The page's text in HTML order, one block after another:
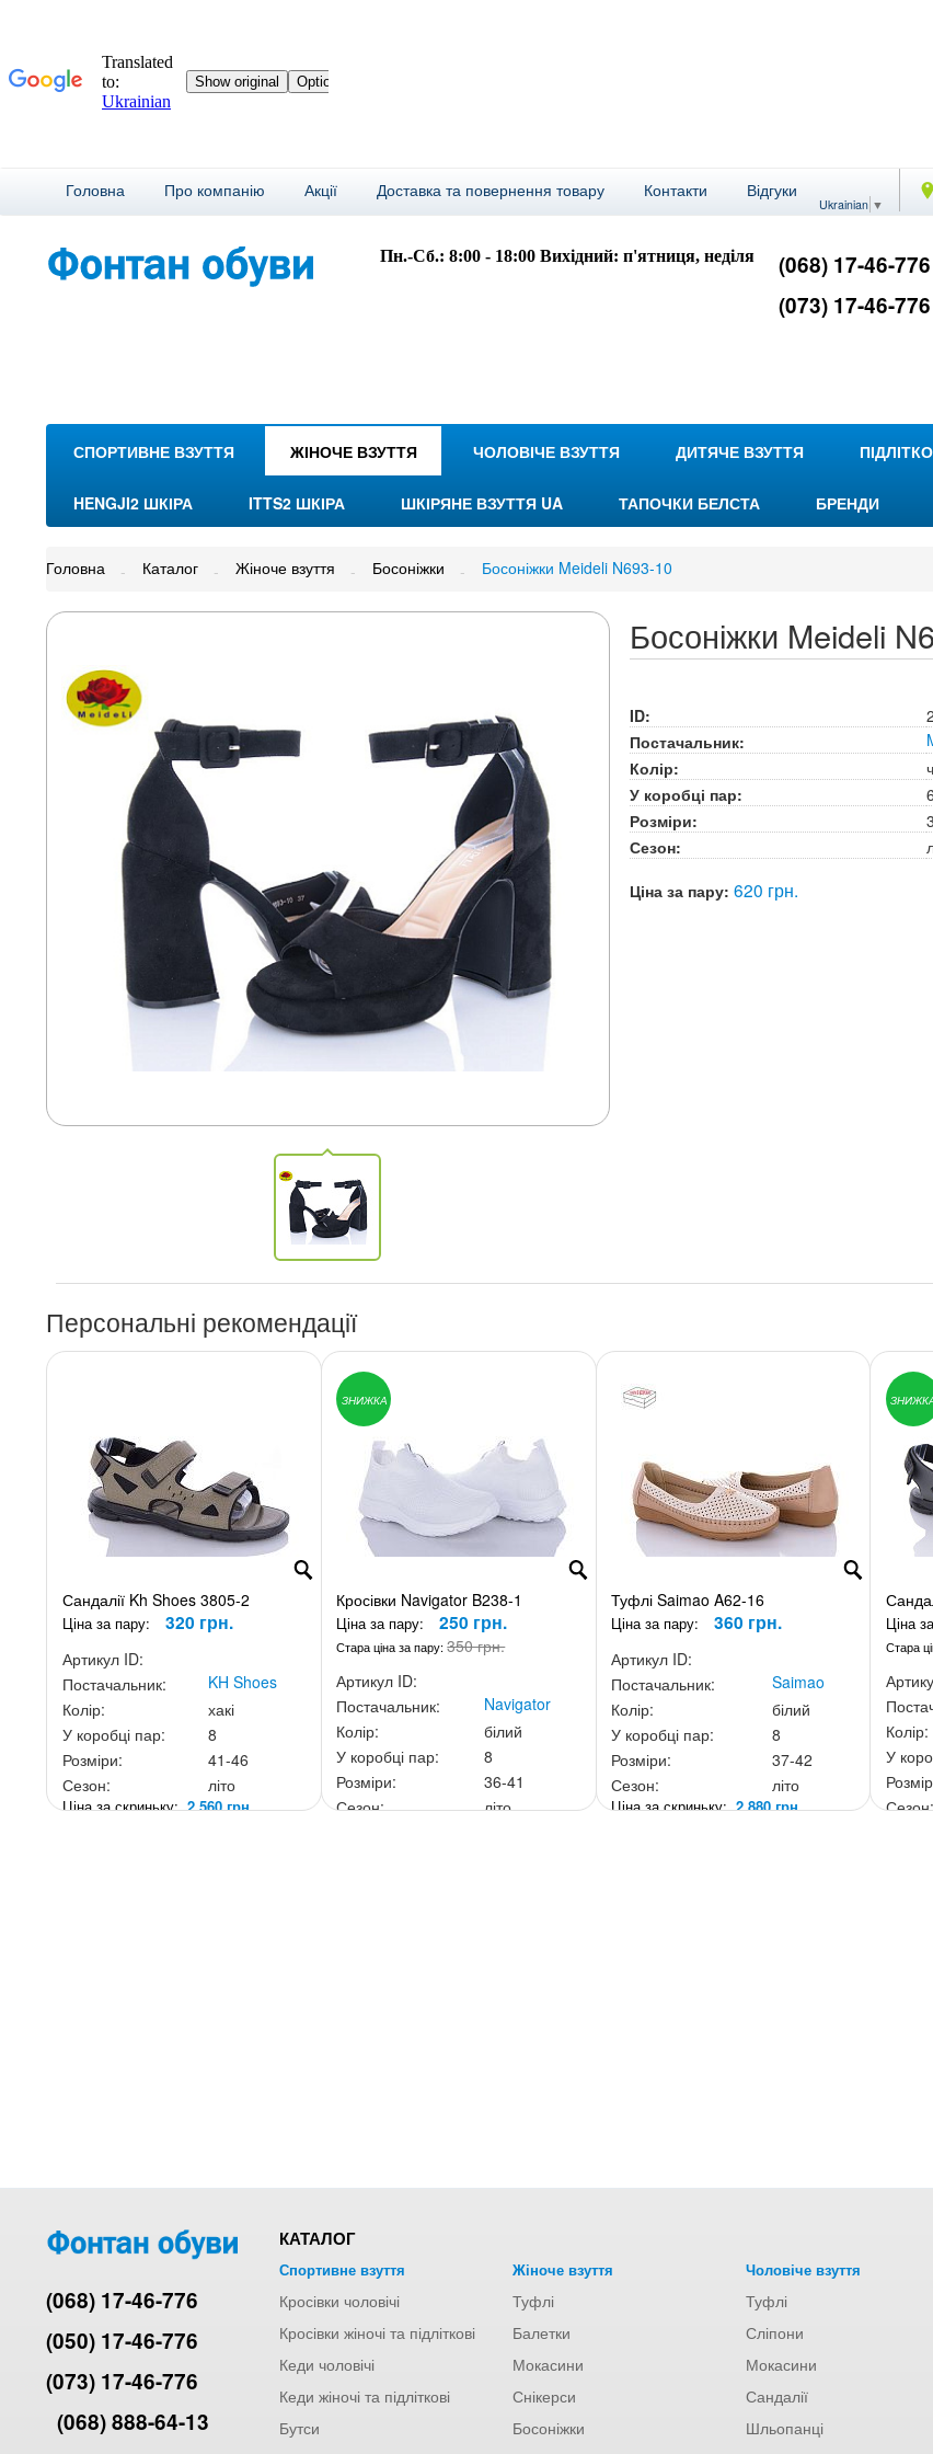
Головна Про компанію Акції Доставка та повернення товару Контакти Відгуки
Ukrainian ▼
Пн.-Сб.: 8:00 - 18:00 Вихідний: п'ятниця, неділя (068) 17-46-776
(073) 17-46-776
СПОРТИВНЕ ВЗУТТЯ ЖІНОЧЕ ВЗУТТЯ ЧОЛОВІЧЕ ВЗУТТЯ ДИТЯЧЕ ВЗУТТЯ
HENGJI2 ШКІРА ITTS2 ШКІРА ШКІРЯНЕ ВЗУТТЯ UA ТАПОЧКИ БЕЛСТА БРЕНДИ
Головна Каталог Жіноче взуття Босоніжки Босоніжки Meideli N693-10
Босоніжки Meideli
ID:
Постачальник:
Колір:
У коробці пар:
6
Розміри:
Сезон:
Ціна за пару: 620 грн.
Персональні рекомендації
Сандалії Kh Shoes 3805-2
Ціна за пару: 320 грн.
Артикул ID:
Постачальник:
KH Shoes
Колір:
хакі
У коробці пар:
8
Розміри:
41-46
Сезон:
літо
Ціна за скриньку:2 560 грн.
ЗНИЖКА
Кросівки Navigator B238-1
Ціна за пару: 250 грн.
Стара ціна за пару:350 грн.
Артикул ID:
Постачальник:
Navigator
Колір:
білий
У коробці пар:
8
Розміри:
36-41
Сезон:
літо
Туфлі Saimao A62-16
Ціна за пару: 360 грн.
Артикул ID:
Постачальник:
Saimao
Колір:
білий
У коробці пар:
8
Розміри:
37-42
Сезон:
літо
Ціна за скриньку:2 880 грн.
Ціна
Стара
Колір:
У
Сезон:
(068) 17-46-776
(050) 17-46-776
(073) 17-46-776
(068) 888-64-13
КАТАЛОГ
Спортивне взуття
Кросівки чоловічі
Кросівки жіночі та підліткові
Кеди чоловічі
Кеди жіночі та підліткові
Бутси
Жіноче взуття
Туфлі
Балетки
Мокасини
Снікерси
Босоніжки
Чоловіче взуття
Туфлі
Сліпони
Мокасини
Сандалії
Шльопанці